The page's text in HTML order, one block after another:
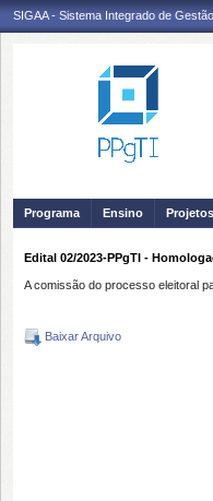
SIGAA - Sistema Integrado de
Programa Ensino
Edital 02/2023-PPgTI -
A comissão do processo eleitoral
Baixar Arquivo